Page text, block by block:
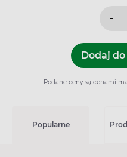
-
Dodaj
Podane ceny są cenami
Popularne